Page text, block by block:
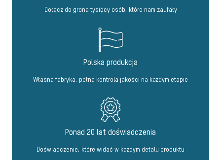
Dołącz do grona tysięcy osób, które nam zaufały
Polska produkcja
Własna fabryka, pełna kontrola jakości na każdym etapie
Ponad 20 lat doświadczenia
Doświadczenie, które widać w każdym detalu produktu